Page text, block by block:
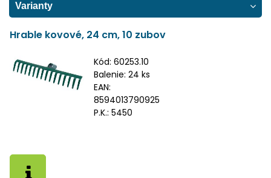
Varianty
Hrable kovové, 24 cm, 10 zubov
Kód:60253.10
Balenie: 24 ks
EAN:
8594013790925
P.K.: 5450